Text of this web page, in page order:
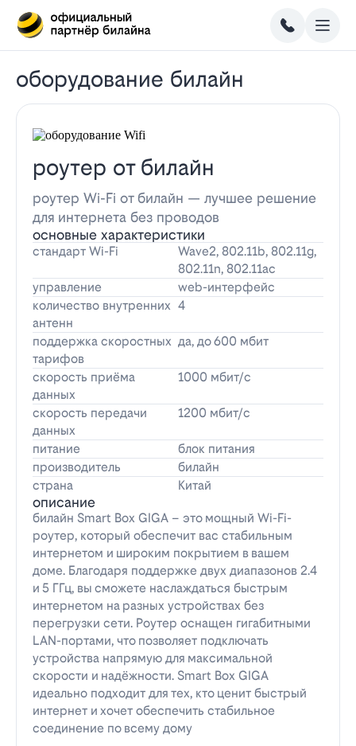
оборудование билайн
роутер от билайн
роутер Wi-Fi от билайн — лучшее решение
для интернета без проводов
основные характеристики
стандарт Wi-Fi
Wave2, 802.11b, 802.11g,
802.11n, 802.11ac
управление
web-интерфейс
количество внутренних
антенн
4
поддержка скоростных
тарифов
да, до 600 мбит
скорость приёма
данных
1000 мбит/с
скорость передачи
данных
1200 мбит/с
питание
блок питания
производитель
билайн
страна
Китай
описание
билайн Smart Box GIGA – это мощный Wi-Fi-
роутер, который обеспечит вас стабильным
интернетом и широким покрытием в вашем
доме. Благодаря поддержке двух диапазонов 2.4
и 5 ГГц, вы сможете наслаждаться быстрым
интернетом на разных устройствах без
перегрузки сети. Роутер оснащен гигабитными
LAN-портами, что позволяет подключать
устройства напрямую для максимальной
скорости и надёжности. Smart Box GIGA
идеально подходит для тех, кто ценит быстрый
интернет и хочет обеспечить стабильное
соединение по всему дому